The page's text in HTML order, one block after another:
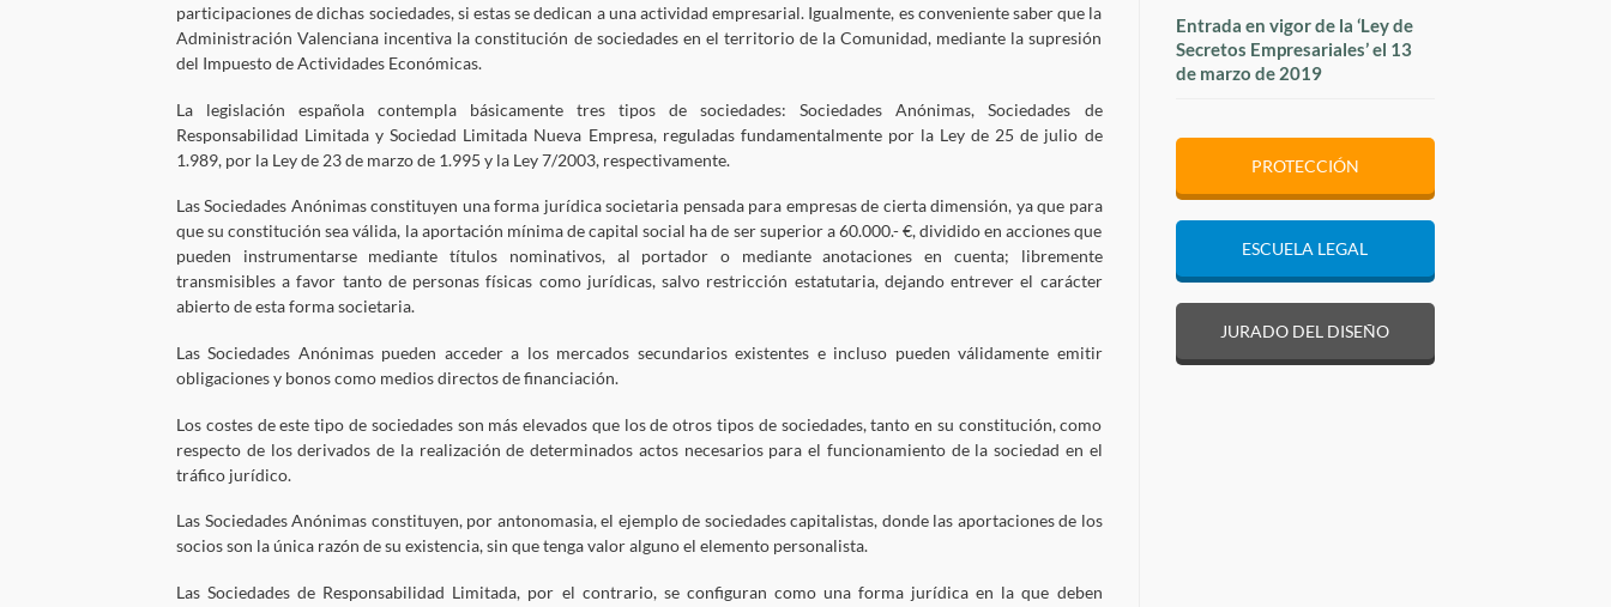
participaciones de dichas sociedades, si estas se dedican a una actividad empresarial. Igualmente, es conveniente saber que la
Administración Valenciana incentiva la constitución de sociedades en el territorio de la Comunidad, mediante la supresión
del Impuesto de Actividades Económicas.
La legislación española contempla básicamente tres tipos de sociedades: Sociedades Anónimas, Sociedades de
Responsabilidad Limitada y Sociedad Limitada Nueva Empresa, reguladas fundamentalmente por la Ley de 25 de julio de
1.989, por la Ley de 23 de marzo de 1.995 y la Ley 7/2003, respectivamente.
Las Sociedades Anónimas constituyen una forma jurídica societaria pensada para empresas de cierta dimensión, ya que para
que su constitución sea válida, la aportación mínima de capital social ha de ser superior a 60.000.- €, dividido en acciones que
pueden instrumentarse mediante títulos nominativos, al portador o mediante anotaciones en cuenta; libremente
transmisibles a favor tanto de personas físicas como jurídicas, salvo restricción estatutaria, dejando entrever el carácter
abierto de esta forma societaria.
Las Sociedades Anónimas pueden acceder a los mercados secundarios existentes e incluso pueden válidamente emitir
obligaciones y bonos como medios directos de financiación.
Los costes de este tipo de sociedades son más elevados que los de otros tipos de sociedades, tanto en su constitución, como
respecto de los derivados de la realización de determinados actos necesarios para el funcionamiento de la sociedad en el
tráfico jurídico.
Las Sociedades Anónimas constituyen, por antonomasia, el ejemplo de sociedades capitalistas, donde las aportaciones de los
socios son la única razón de su existencia, sin que tenga valor alguno el elemento personalista.
Las Sociedades de Responsabilidad Limitada, por el contrario, se configuran como una forma jurídica en la que deben
Entrada en vigor de la ‘Ley de
Secretos Empresariales’ el 13
de marzo de 2019
PROTECCIÓN
ESCUELA LEGAL
JURADO DEL DISEÑO